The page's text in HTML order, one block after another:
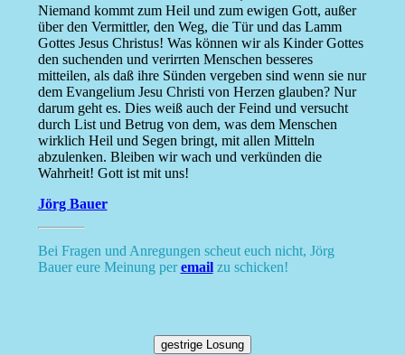
Niemand kommt zum Heil und zum ewigen Gott, außer
über den Vermittler, den Weg, die Tür und das Lamm
Gottes Jesus Christus! Was können wir als Kinder Gottes
den suchenden und verirrten Menschen besseres
mitteilen, als daß ihre Sünden vergeben sind wenn sie nur
dem Evangelium Jesu Christi von Herzen glauben? Nur
darum geht es. Dies weiß auch der Feind und versucht
durch List und Betrug von dem, was dem Menschen
wirklich Heil und Segen bringt, mit allen Mitteln
abzulenken. Bleiben wir wach und verkünden die
Wahrheit! Gott ist mit uns!
Jörg Bauer
Bei Fragen und Anregungen scheut euch nicht, Jörg
Bauer eure Meinung peremailzu schicken!
gestrige Losung